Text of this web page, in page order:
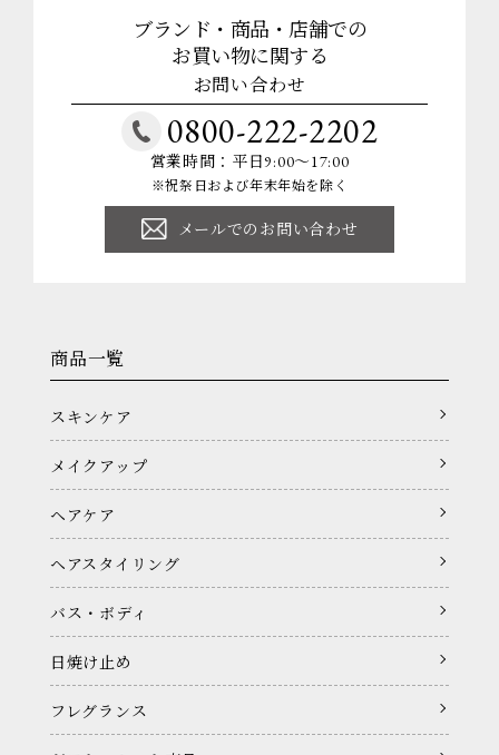
ブランド・商品・店舗での
お買い物に関する
お問い合わせ
0800-222-2202
営業時間：平日9:00～17:00
※祝祭日および年末年始を除く
メールでのお問い合わせ
商品一覧
スキンケア
メイクアップ
ヘアケア
ヘアスタイリング
バス・ボディ
日焼け止め
フレグランス